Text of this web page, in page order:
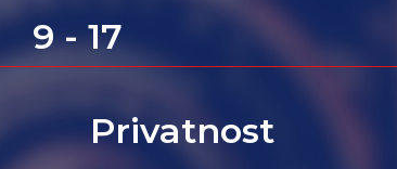
9 - 17
Privatnost